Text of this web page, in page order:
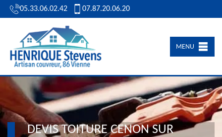
05.33.06.02.42 07.87.20.06.20
MENU
DEVIS TOITURE CENON SUR